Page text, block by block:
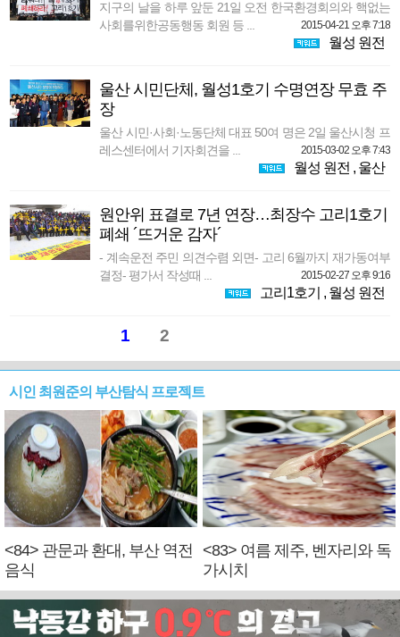
지구의 날을 하루 앞둔 21일 오전 한국환경회의와 핵없는
사회를위한공동행동 회원 등 ...
2015-04-21 오후 7:18
월성 원전
울산 시민단체, 월성1호기 수명연장 무효 주
장
울산 시민·사회·노동단체 대표 50여 명은 2일 울산시청 프
레스센터에서 기자회견을 ...
2015-03-02 오후 7:43
월성 원전 , 울산
원안위 표결로 7년 연장…최장수 고리1호기
폐쇄 ´뜨거운 감자´
- 계속운전 주민 의견수렴 외면- 고리 6월까지 재가동여부
결정- 평가서 작성때 ...
2015-02-27 오후 9:16
고리1호기 , 월성 원전
1 2
시인 최원준의 부산탐식 프로젝트
<84> 관문과 환대, 부산 역전
음식
<83> 여름 제주, 벤자리와 독
가시치